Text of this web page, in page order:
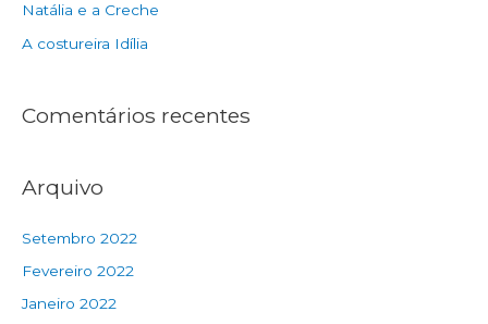
Natália e a Creche
A costureira Idília
Comentários recentes
Arquivo
Setembro 2022
Fevereiro 2022
Janeiro 2022